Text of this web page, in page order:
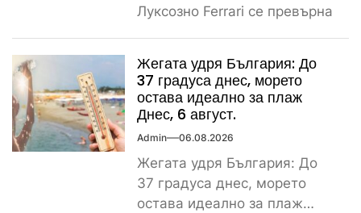
Луксозно Ferrari се превърна
сутрин...
Жегата удря България: До
37 градуса днес, морето
остава идеално за плаж
Днес, 6 август.
Admin 06.08.2026
Жегата удря България: До
37 градуса днес, морето
остава идеално за плаж